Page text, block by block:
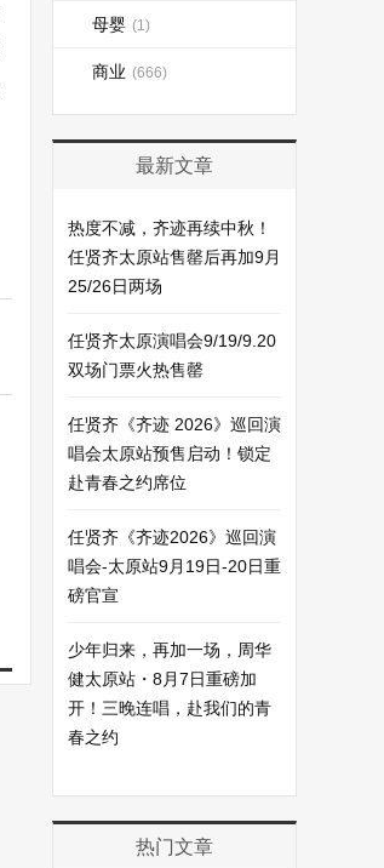
母婴 (1)
商业 (666)
最新文章
热度不减，齐迹再续中秋！
任贤齐太原站售罄后再加9月
25/26日两场
任贤齐太原演唱会9/19/9.20
双场门票火热售罄
任贤齐《齐迹 2026》巡回演
唱会太原站预售启动！锁定
赴青春之约席位
任贤齐《齐迹2026》巡回演
唱会-太原站9月19日-20日重
磅官宣
少年归来，再加一场，周华
健太原站・8月7日重磅加
开！三晚连唱，赴我们的青
春之约
热门文章